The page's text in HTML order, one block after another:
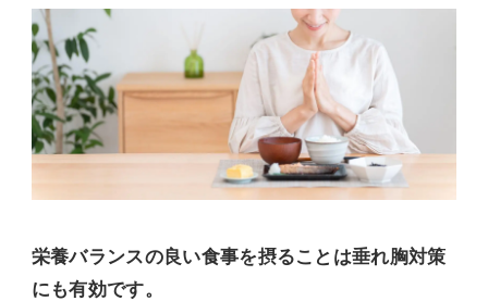
栄養バランスの良い食事を摂ることは垂れ胸対策
にも有効です。